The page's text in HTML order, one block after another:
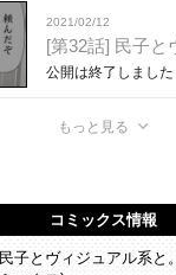
2021/02/12
[第32話] 民子と
公開は終了しました
もっと見る
コミックス情報
民子とヴィジュアル系と